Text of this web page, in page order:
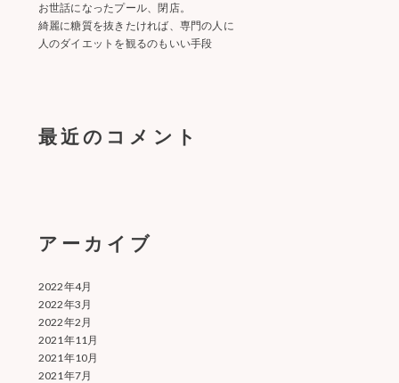
お世話になったプール、閉店。
綺麗に糖質を抜きたければ、専門の人に
人のダイエットを観るのもいい手段
最近のコメント
アーカイブ
2022年4月
2022年3月
2022年2月
2021年11月
2021年10月
2021年7月